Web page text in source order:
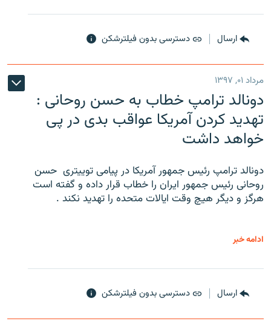
ارسال دسترسی بدون فیلترشکن
مرداد ۰۱, ۱۳۹۷
دونالد ترامپ خطاب به حسن روحانی :
تهدید کردن آمریکا عواقب بدی در پی
خواهد داشت
دونالد ترامپ رئیس جمهور آمریکا در پیامی توییتری ‌ حسن
روحانی رئیس جمهور ایران را خطاب قرار داده و گفته است
هرگز و دیگر هیچ وقت ایالات متحده را تهدید نکند .
ادامه خبر
ارسال دسترسی بدون فیلترشکن